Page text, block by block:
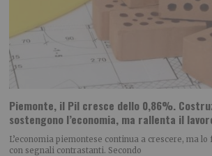
Piemonte, il Pil cresce dello 0,86%.
sostengono l’economia, ma rallenta il
L’economia piemontese continua a crescere, ma
con segnali contrastanti. Secondo